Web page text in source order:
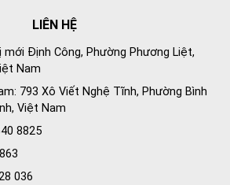
LIÊN HỆ
mới Định Công, Phường Phương Liệt,
Nam
793 Xô Viết Nghệ Tĩnh, Phường Bình
Việt Nam
8825
036